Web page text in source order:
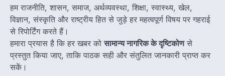
हम राजनीति, शासन, समाज, अर्थव्यवस्था, शिक्षा, स्वास्थ्य, खेल,
विज्ञान, संस्कृति और राष्ट्रीय हित से जुड़े हर महत्वपूर्ण विषय पर गहराई
से रिपोर्टिंग करते हैं।
हमारा प्रयास है कि हर खबर कोसामान्य नागरिक के दृष्टिकोणसे
प्रस्तुत किया जाए, ताकि पाठक सही और संतुलित जानकारी प्राप्त कर
सकें।